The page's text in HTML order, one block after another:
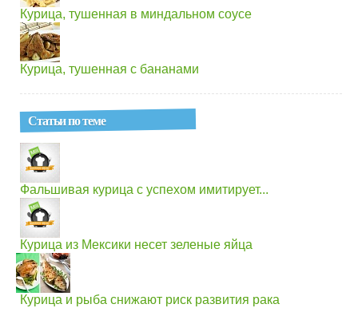
Курица, тушенная в миндальном соусе
Курица, тушенная с бананами
Статьи по теме
Фальшивая курица с успехом имитирует...
Курица из Мексики несет зеленые яйца
Курица и рыба снижают риск развития рака